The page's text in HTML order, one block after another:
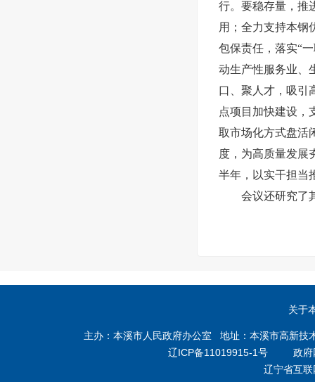
行。要稳存量，推
用；全力支持本钢
包保责任，落实“
动生产性服务业、
口、聚人才，吸引
点项目加快建设，
取市场化方式盘活
度，为高质量发展
半年，以实干担当
会议还研究了
关于
主办：本溪市人民政府办公室 地址：本溪市高新
辽ICP备11019915-1号 政府
辽宁省互